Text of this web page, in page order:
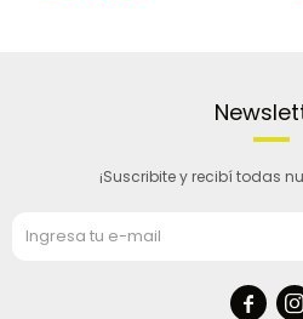
¡Suscribite y recibí todas
 